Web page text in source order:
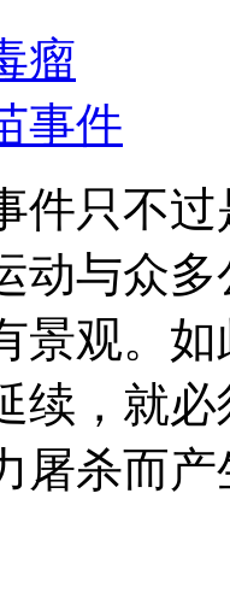
瘤
事件
件只不
动与众
景观。
续，就
屠杀而